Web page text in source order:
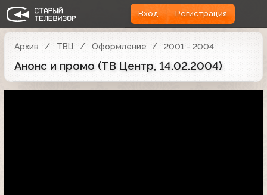
Вход Регистрация
Архив ТВЦ Оформление 2001 - 2004
Анонс и промо (ТВ Центр, 14.02.2004)